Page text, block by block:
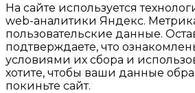
На сайте используется
web-аналитики Яндекс.
пользовательские данные.
подтверждаете, что
условиями их сбора и
хотите, чтобы ваши данные
покиньте сайт.